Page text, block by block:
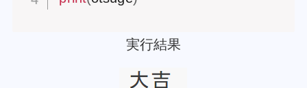
実行結果